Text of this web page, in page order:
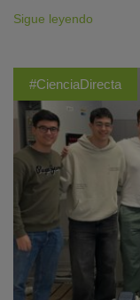
Sigue leyendo
#CienciaDirecta